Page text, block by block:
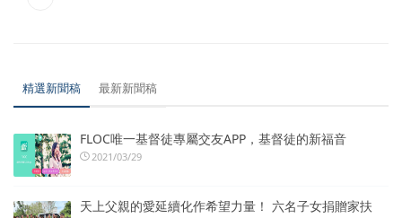
精選新聞稿 最新新聞稿
FLOC唯一基督徒專屬交友APP，基督徒的新福音
2021/03/29
天上父親的愛延續化作希望力量！ 六名子女捐贈家扶